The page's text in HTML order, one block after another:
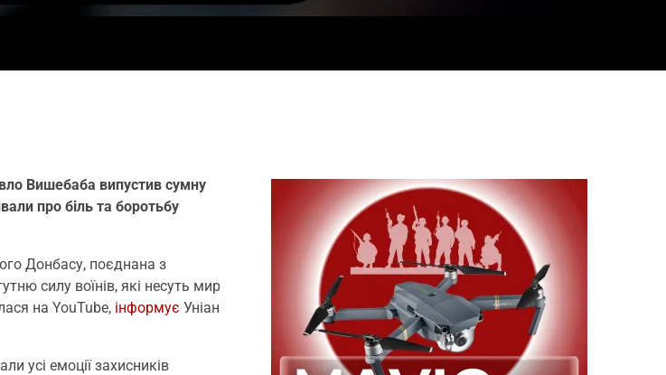
Вишебаба випустив сумну
про біль та боротьбу
Донбасу, поєднана з
силу воїнів, які несуть мир
на YouTube, інформує Уніан
усі емоції захисників